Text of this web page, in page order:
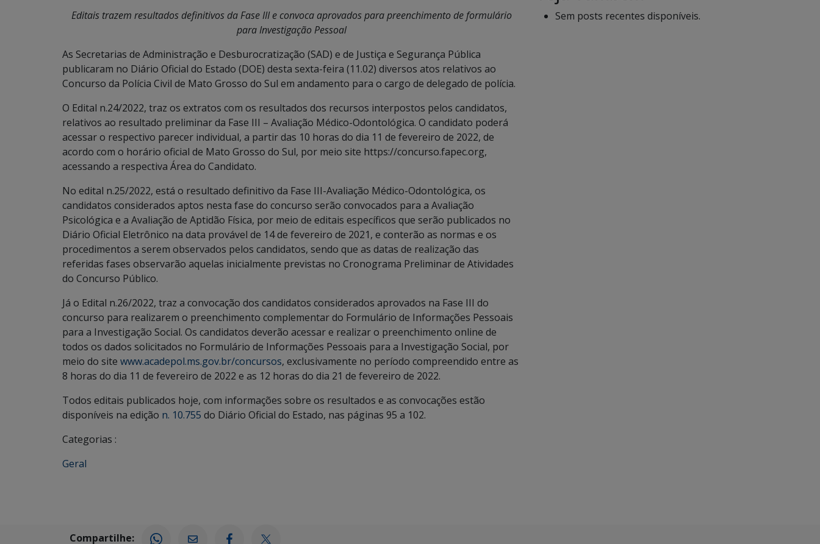
Editais trazem resultados definitivos da Fase III e convoca aprovados para preenchimento de formulário
para Investigação Pessoal
As Secretarias de Administração e Desburocratização (SAD) e de Justiça e Segurança Pública
publicaram no Diário Oficial do Estado (DOE) desta sexta-feira (11.02) diversos atos relativos ao
Concurso da Polícia Civil de Mato Grosso do Sul em andamento para o cargo de delegado de polícia.
O Edital n.24/2022, traz os extratos com os resultados dos recursos interpostos pelos candidatos,
relativos ao resultado preliminar da Fase III – Avaliação Médico-Odontológica. O candidato poderá
acessar o respectivo parecer individual, a partir das 10 horas do dia 11 de fevereiro de 2022, de
acordo com o horário oficial de Mato Grosso do Sul, por meio site https://concurso.fapec.org,
acessando a respectiva Área do Candidato.
No edital n.25/2022, está o resultado definitivo da Fase III-Avaliação Médico-Odontológica, os
candidatos considerados aptos nesta fase do concurso serão convocados para a Avaliação
Psicológica e a Avaliação de Aptidão Física, por meio de editais específicos que serão publicados no
Diário Oficial Eletrônico na data provável de 14 de fevereiro de 2021, e conterão as normas e os
procedimentos a serem observados pelos candidatos, sendo que as datas de realização das
referidas fases observarão aquelas inicialmente previstas no Cronograma Preliminar de Atividades
do Concurso Público.
Já o Edital n.26/2022, traz a convocação dos candidatos considerados aprovados na Fase III do
concurso para realizarem o preenchimento complementar do Formulário de Informações Pessoais
para a Investigação Social. Os candidatos deverão acessar e realizar o preenchimento online de
todos os dados solicitados no Formulário de Informações Pessoais para a Investigação Social, por
meio do site www.acadepol.ms.gov.br/concursos, exclusivamente no período compreendido entre as
8 horas do dia 11 de fevereiro de 2022 e as 12 horas do dia 21 de fevereiro de 2022.
Todos editais publicados hoje, com informações sobre os resultados e as convocações estão
disponíveis na edição n. 10.755 do Diário Oficial do Estado, nas páginas 95 a 102.
Categorias :
Geral
Sem posts recentes disponíveis.
Compartilhe: